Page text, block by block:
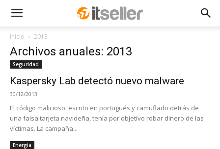
Inicio 2013
Archivos anuales: 2013
Seguridad
Kaspersky Lab detectó nuevo malware
30/12/2013
El código malicioso, escrito en portugués y camuflado detrás de
una falsa tarjeta navideña, tenía por objetivo robar dinero de las
víctimas. La campaña...
Energia